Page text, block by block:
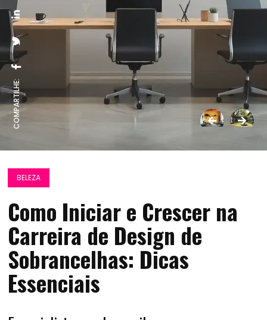
COMPARTILHE:
BELEZA
Como Iniciar e Crescer na
Carreira de Design de
Sobrancelhas: Dicas
Essenciais